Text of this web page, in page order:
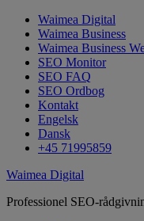
Waimea Digital
Waimea Business
Waimea Business
SEO Monitor
SEO FAQ
SEO Ordbog
Kontakt
Engelsk
Dansk
+45 71995859
Waimea Digital
Professionel SEO-